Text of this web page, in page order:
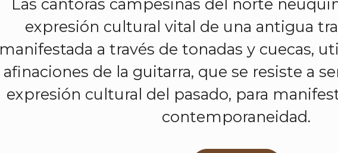
expresión cultural vital de una antigua
manifestada a través de tonadas y cuecas,
afinaciones de la guitarra, que se resiste a
expresión cultural del pasado, para
contemporaneidad.